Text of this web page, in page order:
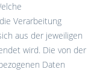
Verarbeitung
aus der jeweiligen
wird. Die von der
Daten